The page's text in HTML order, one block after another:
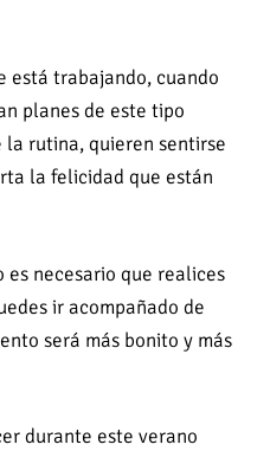
está trabajando, cuando
planes de este tipo
la rutina, quieren sentirse
la felicidad que están
es necesario que realices
ir acompañado de
será más bonito y más
durante este verano